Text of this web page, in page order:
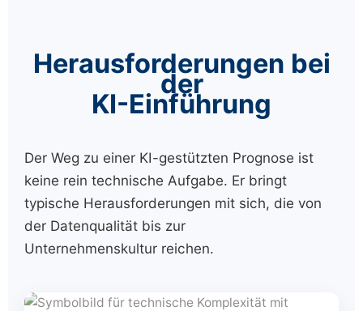
Herausforderungen bei
der
KI-Einführung
Der Weg zu einer KI-gestützten Prognose ist
keine rein technische Aufgabe. Er bringt
typische Herausforderungen mit sich, die von
der Datenqualität bis zur
Unternehmenskultur reichen.